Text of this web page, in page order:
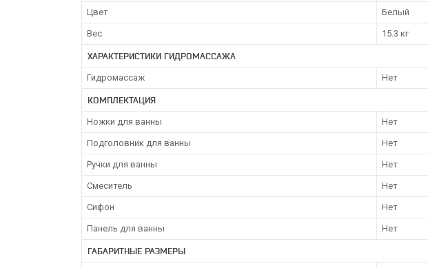
Цвет Белый
Вес 15.3 кг
ХАРАКТЕРИСТИКИ ГИДРОМАССАЖА
Гидромассаж Нет
КОМПЛЕКТАЦИЯ
Ножки для ванны Нет
Подголовник для ванны Нет
Ручки для ванны Нет
Смеситель Нет
Сифон Нет
Панель для ванны Нет
ГАБАРИТНЫЕ РАЗМЕРЫ